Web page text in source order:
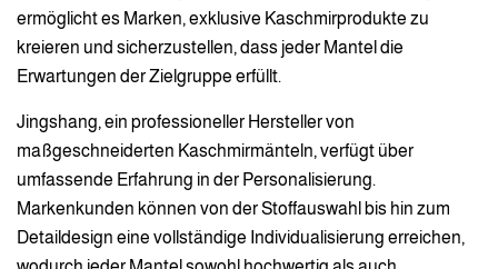
ermöglicht es Marken, exklusive Kaschmirprodukte zu
kreieren und sicherzustellen, dass jeder Mantel die
Erwartungen der Zielgruppe erfüllt.
Jingshang, ein professioneller Hersteller von
maßgeschneiderten Kaschmirmänteln, verfügt über
umfassende Erfahrung in der Personalisierung.
Markenkunden können von der Stoffauswahl bis hin zum
Detaildesign eine vollständige Individualisierung erreichen,